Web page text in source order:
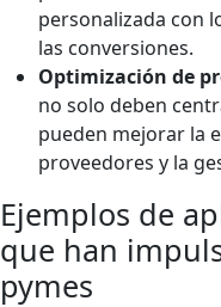
personalizada con
las conversiones.
Optimización de
no solo deben
pueden mejorar la
proveedores y la
Ejemplos de
que han
pymes